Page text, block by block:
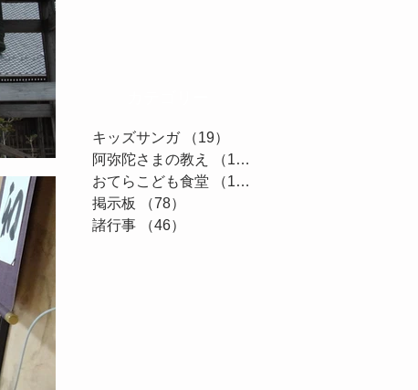
キッズサンガ （19）
阿弥陀さまの教え
（11）
おてらこども食堂
（161）
掲示板
（78）
諸行事
（46）